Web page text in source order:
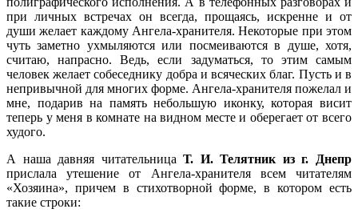
при личных встречах он всегда, прощаясь, искренне и от
души желает каждому Ангела-хранителя. Некоторые при этом
чуть заметно ухмыляются или посмеиваются в душе, хотя,
считаю, напрасно. Ведь, если задуматься, то этим самым
человек желает собеседнику добра и всяческих благ. Пусть и в
непривычной для многих форме. Ангела-хранителя пожелал и
мне, подарив на память небольшую иконку, которая висит
теперь у меня в комнате на видном месте и оберегает от всего
худого.
А наша давняя читательницаТ. И. Телятник из г. Днепр
прислала утешение от Ангела-хранителя всем читателям
«Хозяина», причем в стихотворной форме, в котором есть
такие строки: